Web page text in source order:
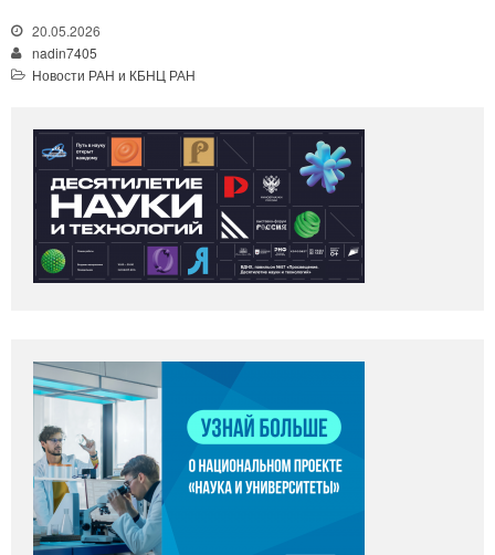
20.05.2026
nadin7405
Новости РАН и КБНЦ РАН